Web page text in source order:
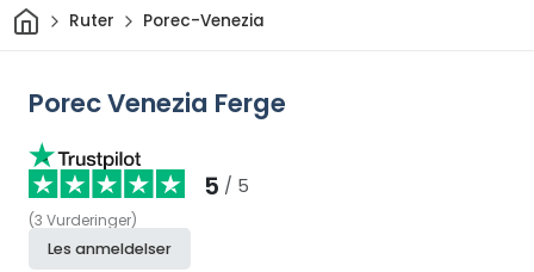
HjemRuter Porec-Venezia
Porec Venezia Ferge
5 / 5
(3 Vurderinger)
Les anmeldelser